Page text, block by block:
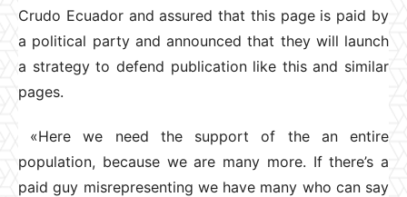
Crudo Ecuador and assured that this page is paid by
a political party and announced that they will launch
a strategy to defend publication like this and similar
pages.
«Here we need the support of the an entire
population, because we are many more. If there’s a
paid guy misrepresenting we have many who can say